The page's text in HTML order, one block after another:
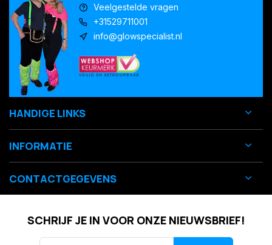
Veelgestelde vragen
+31529711001
info@glowspecialist.nl
HANDIGE LINKS
INFORMATIE
CONTACTGEGEVENS
SCHRIJF JE IN VOOR ONZE NIEUWSBRIEF!